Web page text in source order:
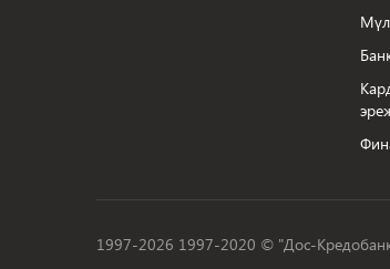
1997-2026 1997-2020 © "Дос-